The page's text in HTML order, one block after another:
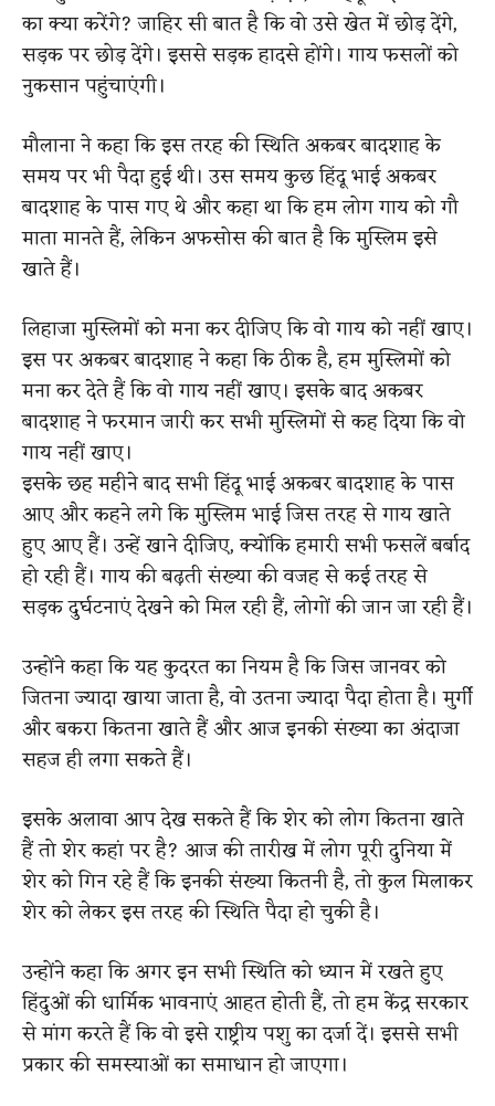
का क्या करेंगे? जाहिर सी बात है कि वो उसे खेत में छोड़ देंगे,
सड़क पर छोड़ देंगे। इससे सड़क हादसे होंगे। गाय फसलों को
नुकसान पहुंचाएंगी।
मौलाना ने कहा कि इस तरह की स्थिति अकबर बादशाह के
समय पर भी पैदा हुई थी। उस समय कुछ हिंदू भाई अकबर
बादशाह के पास गए थे और कहा था कि हम लोग गाय को गौ
माता मानते हैं, लेकिन अफसोस की बात है कि मुस्लिम इसे
खाते हैं।
लिहाजा मुस्लिमों को मना कर दीजिए कि वो गाय को नहीं खाए।
इस पर अकबर बादशाह ने कहा कि ठीक है, हम मुस्लिमों को
मना कर देते हैं कि वो गाय नहीं खाए। इसके बाद अकबर
बादशाह ने फरमान जारी कर सभी मुस्लिमों से कह दिया कि वो
गाय नहीं खाए।
इसके छह महीने बाद सभी हिंदू भाई अकबर बादशाह के पास
आए और कहने लगे कि मुस्लिम भाई जिस तरह से गाय खाते
हुए आए हैं। उन्हें खाने दीजिए, क्योंकि हमारी सभी फसलें बर्बाद
हो रही हैं। गाय की बढ़ती संख्या की वजह से कई तरह से
सड़क दुर्घटनाएं देखने को मिल रही हैं, लोगों की जान जा रही हैं।
उन्होंने कहा कि यह कुदरत का नियम है कि जिस जानवर को
जितना ज्यादा खाया जाता है, वो उतना ज्यादा पैदा होता है। मुर्गी
और बकरा कितना खाते हैं और आज इनकी संख्या का अंदाजा
सहज ही लगा सकते हैं।
इसके अलावा आप देख सकते हैं कि शेर को लोग कितना खाते
हैं तो शेर कहां पर है? आज की तारीख में लोग पूरी दुनिया में
शेर को गिन रहे हैं कि इनकी संख्या कितनी है, तो कुल मिलाकर
शेर को लेकर इस तरह की स्थिति पैदा हो चुकी है।
उन्होंने कहा कि अगर इन सभी स्थिति को ध्यान में रखते हुए
हिंदुओं की धार्मिक भावनाएं आहत होती हैं, तो हम केंद्र सरकार
से मांग करते हैं कि वो इसे राष्ट्रीय पशु का दर्जा दें। इससे सभी
प्रकार की समस्याओं का समाधान हो जाएगा।